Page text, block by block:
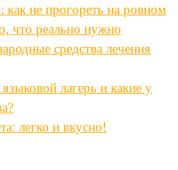
как не прогореть на ровном
что реально нужно
средства лечения
лагерь и какие у
легко и вкусно!